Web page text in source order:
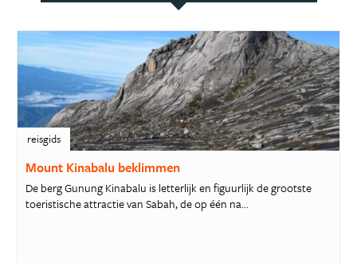
reisgids
Mount Kinabalu beklimmen
De berg Gunung Kinabalu is letterlijk en figuurlijk de grootste
toeristische attractie van Sabah, de op één na...